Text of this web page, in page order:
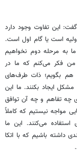
این تفاوت وجود دارد
است یا گام اول است.
ما به مرحله دوم نخواهیم
فکر می‌کنم که ما در
هم بگویم؛ ذات طرف‌های
ایجاد بکنند. ما این
چه تفاهم و چه آن توافق
مواجه نیستیم که کاملاً
استفاده می‌کنند. این ما
داشته باشیم که با اتکا